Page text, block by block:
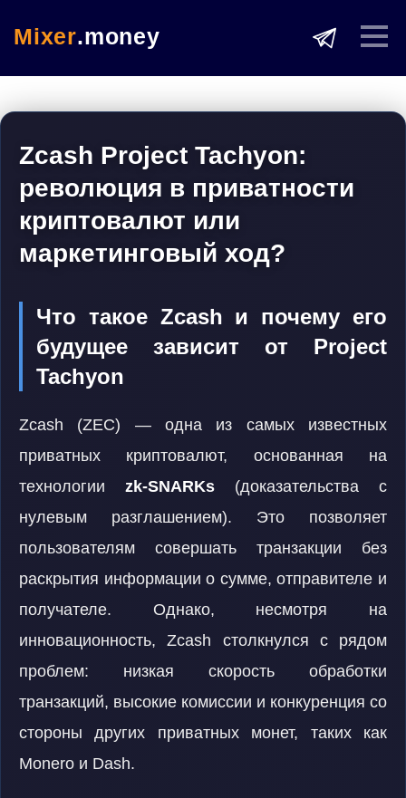
Mixer.money
Zcash Project Tachyon:
революция в приватности
криптовалют или
маркетинговый ход?
Что такое Zcash и почему его
будущее зависит от Project
Tachyon
Zcash (ZEC) — одна из самых известных
приватных криптовалют, основанная на
технологии zk-SNARKs (доказательства с
нулевым разглашением). Это позволяет
пользователям совершать транзакции без
раскрытия информации о сумме, отправителе и
получателе. Однако, несмотря на
инновационность, Zcash столкнулся с рядом
проблем: низкая скорость обработки
транзакций, высокие комиссии и конкуренция со
стороны других приватных монет, таких как
Monero и Dash.